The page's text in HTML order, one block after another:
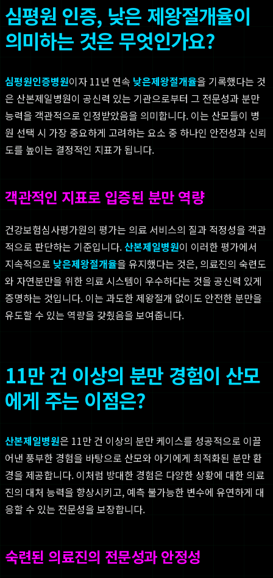
심평원 인증, 낮은 제왕절개율이
의미하는 것은 무엇인가요?
심평원인증병원이자 11년 연속 낮은제왕절개율을 기록했다는 것
은 산본제일병원이 공신력 있는 기관으로부터 그 전문성과 분만
능력을 객관적으로 인정받았음을 의미합니다. 이는 산모들이 병
원 선택 시 가장 중요하게 고려하는 요소 중 하나인 안전성과 신뢰
도를 높이는 결정적인 지표가 됩니다.
객관적인 지표로 입증된 분만 역량
건강보험심사평가원의 평가는 의료 서비스의 질과 적정성을 객관
적으로 판단하는 기준입니다.산본제일병원이 이러한 평가에서
지속적으로 낮은제왕절개율을 유지했다는 것은, 의료진의 숙련도
와 자연분만을 위한 의료 시스템이 우수하다는 것을 공신력 있게
증명하는 것입니다. 이는 과도한 제왕절개 없이도 안전한 분만을
유도할 수 있는 역량을 갖췄음을 보여줍니다.
11만 건 이상의 분만 경험이 산모
에게 주는 이점은?
산본제일병원은 11만 건 이상의 분만 케이스를 성공적으로 이끌
어낸 풍부한 경험을 바탕으로 산모와 아기에게 최적화된 분만 환
경을 제공합니다. 이처럼 방대한 경험은 다양한 상황에 대한 의료
진의 대처 능력을 향상시키고, 예측 불가능한 변수에 유연하게 대
응할 수 있는 전문성을 보장합니다.
숙련된 의료진의 전문성과 안정성